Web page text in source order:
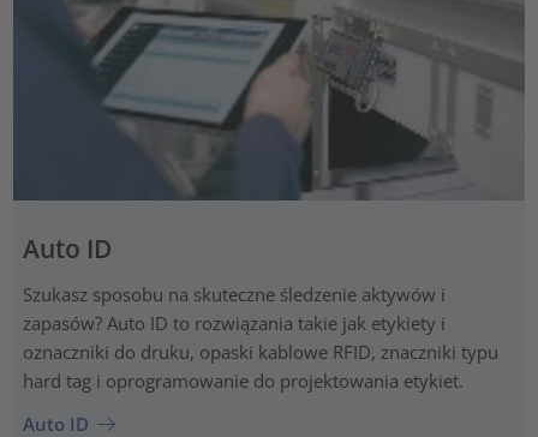
Auto ID
Szukasz sposobu na skuteczne śledzenie aktywów i
zapasów? Auto ID to rozwiązania takie jak etykiety i
oznaczniki do druku, opaski kablowe RFID, znaczniki typu
hard tag i oprogramowanie do projektowania etykiet.
Auto ID